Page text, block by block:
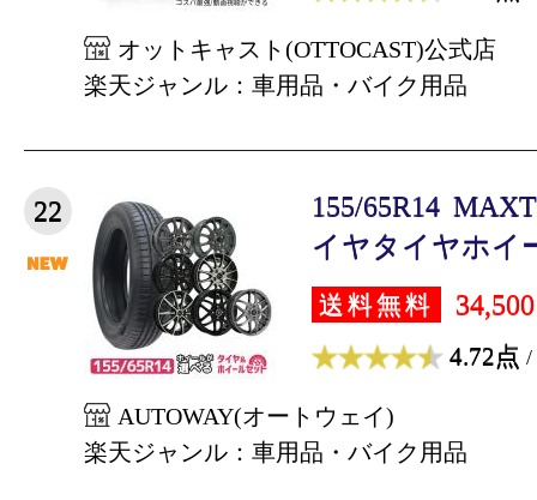
オットキャスト(OTTOCAST)公式店
楽天ジャンル：車用品・バイク用品
22
155/65R14
イヤタイヤホイ
送料無料
4.72点 /
AUTOWAY(オートウェイ)
楽天ジャンル：車用品・バイク用品